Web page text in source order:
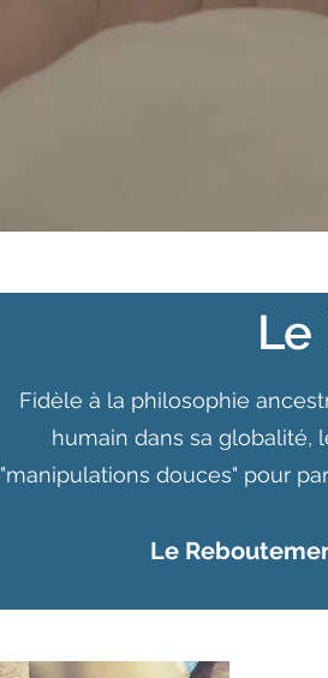
Le
Fidèle à la philosophie
humain dans sa globalité,
"manipulations douces" pour
Le